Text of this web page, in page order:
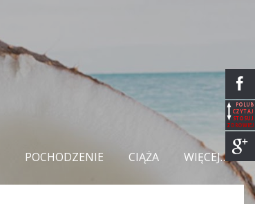
POCHODZENIE CIĄŻA WIĘCEJ…